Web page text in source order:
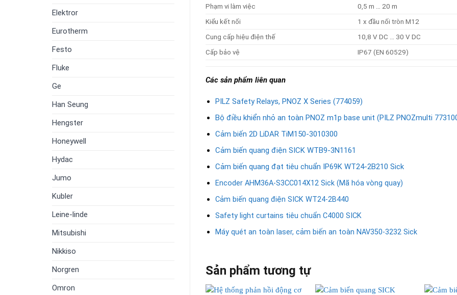
Elektror
Eurotherm
Festo
Fluke
Ge
Han Seung
Hengster
Honeywell
Hydac
Jumo
Kubler
Leine-linde
Mitsubishi
Nikkiso
Norgren
Omron
Phạm vi làm việc
0,5 m … 20 m
Kiểu kết nối
1 x đầu nối tròn M12
Cung cấp hiệu điện thế
10,8 V DC … 30 V DC
Cấp bảo vệ
IP67 (EN 60529)
Các sản phẩm liên quan
PILZ Safety Relays, PNOZ X Series (774059)
Bộ điều khiển nhỏ an toàn PNOZ m1p base unit (PILZ PNOZmulti
Cảm biến 2D LiDAR TiM150-3010300
Cảm biến quang điện SICK WTB9-3N1161
Cảm biến quang đạt tiêu chuẩn IP69K WT24-2B210 Sick
Encoder AHM36A-S3CC014X12 Sick (Mã hóa vòng quay)
Cảm biến quang điện SICK WT24-2B440
Safety light curtains tiêu chuẩn C4000 SICK
Máy quét an toàn laser, cảm biến an toàn NAV350-3232 Sick
Sản phẩm tương tự